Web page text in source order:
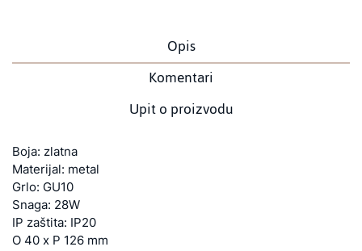
Opis
Komentari
Upit o proizvodu
Boja: zlatna
Materijal: metal
Grlo: GU10
Snaga: 28W
IP zaštita: IP20
O 40 x P 126 mm